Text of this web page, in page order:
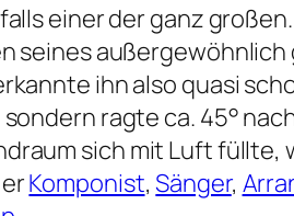
einer der ganz
seines
ihn also quasi
ragte ca. 45°
sich mit Luft füllte,
Komponist,Sänger,